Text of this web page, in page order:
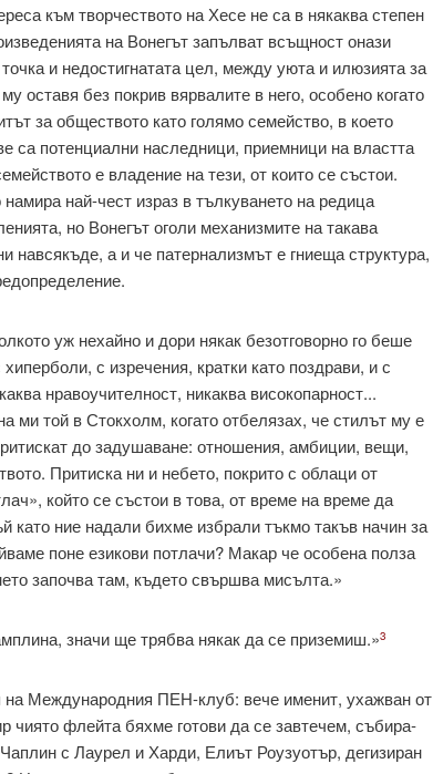
към творчеството на Хесе не са в някаква степен
на Вонегът запъл­ват всъщност онази
и недостигнатата цел, между уюта и илюзията за
оставя без покрив вярвалите в него, особено когато
за обществото като голямо се­мейство, в което
са потенциални наследници, приемници на властта
е владение на тези, от които се състои.
най-чест израз в тълкуването на редица
но Вонегът оголи механизмите на такава
навсякъде, а и че патернализмът е гниеща структура,
уж нехайно и дори някак безотговорно го беше
с изречения, кратки като поздрави, и с
нравоучителност, никаква високопарност...
ми той в Стокхолм, когато отбелязах, че стилът му е
до задушаване: отношения, амбиции, вещи,
Притиска ни и небето, покрито с облаци от
който се състои в това, от време на време да
като ние надали бихме избрали тъкмо такъв начин за
поне ези­кови потлачи? Макар че особена полза
започва там, където свършва мисълта.»
значи ще трябва някак да се приземиш.»3
Международния ПЕН-клуб: вече именит, ухажван от
чиято флейта бяхме готови да се завтечем, събира­
с Лаурел и Харди, Елиът Роузуотър, дегизиран